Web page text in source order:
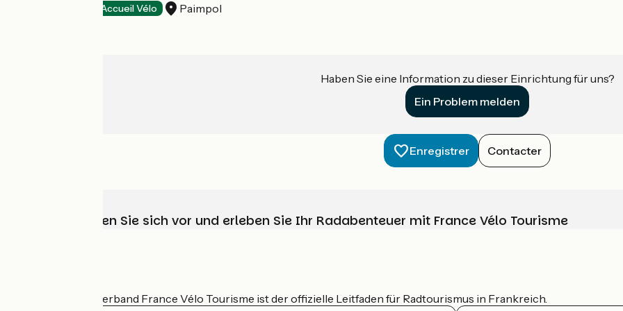
Accueil Vélo Paimpol
Haben Sie eine Information zu dieser Einrichtung für uns?
Ein Problem melden
Enregistrer Contacter
Wählen, bereiten Sie sich vor und erleben Sie Ihr Radabenteuer mit France Vélo Tourisme
Der nationale Verband France Vélo Tourisme ist der offizielle Leitfaden für Radtourismus in Frankreich.